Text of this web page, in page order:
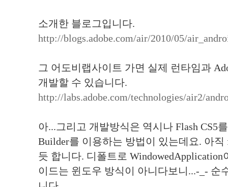
소개한 블로그입니다.
http://blogs.adobe.com/air/2010/05/
그 어도비랩사이트 가면 실제 런타임과
개발할 수 있습니다.
http://labs.adobe.com/technologies/air2/
아...그리고 개발방식은 역시나 Flash CS5
Builder를 이용하는 방법이 있는데요. 아
듯 합니다. 디폴트로
이드는 윈도우 방식이 아니다보니...-_- 순